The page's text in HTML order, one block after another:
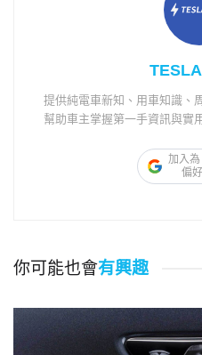
提供純電車新知、用車知識、
幫助車主掌握第一手資訊與實
加入
偏
你可能也會有興趣